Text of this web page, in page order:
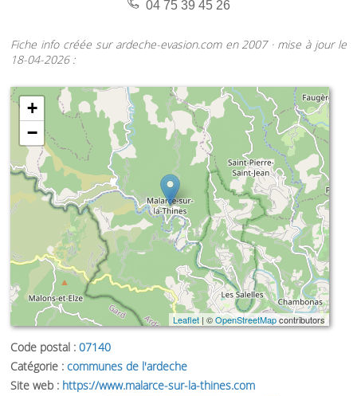
04 75 39 45 26
Fiche info créée sur ardeche-evasion.com en 2007 · mise à jour le
18-04-2026 :
+
−
Leaflet| ©OpenStreetMapcontributors
Code postal : 07140
Catégorie : communes de l'ardeche
Site web : https://www.malarce-sur-la-thines.com